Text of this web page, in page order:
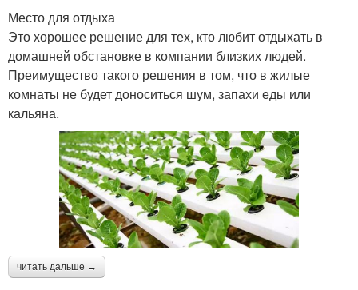
Место для отдыха
Это хорошее решение для тех, кто любит отдыхать в
домашней обстановке в компании близких людей.
Преимущество такого решения в том, что в жилые
комнаты не будет доноситься шум, запахи еды или
кальяна.
читать дальше →